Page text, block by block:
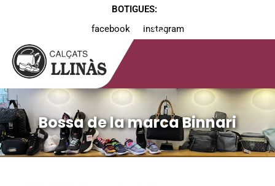
BOTIGUES:
facebook
instagram
Bossa de la marca Binnari